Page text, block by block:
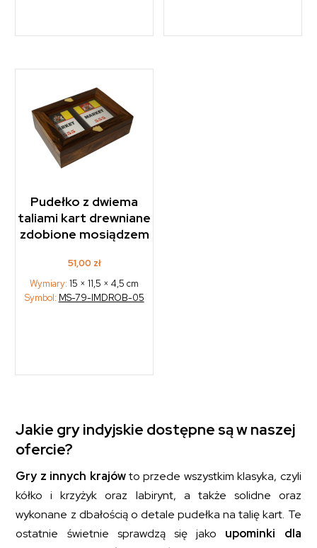
Pudełko z dwiema
taliami kart drewniane
zdobione mosiądzem
51,00 zł
Wymiary:15 × 11,5 × 4,5 cm
Symbol: MS-79-IMDROB-05
Jakie gry indyjskie dostępne są w naszej
ofercie?
Gry z innych krajówto przede wszystkim klasyka, czyli
kółko i krzyżyk oraz labirynt, a także solidne oraz
wykonane z dbałością o detale pudełka na talię kart. Te
ostatnie świetnie sprawdzą się jako upominki dla